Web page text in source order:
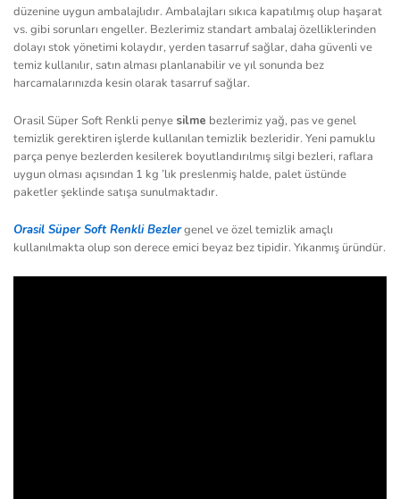
düzenine uygun ambalajlıdır. Ambalajları sıkıca kapatılmış olup haşarat
vs. gibi sorunları engeller. Bezlerimiz standart ambalaj özelliklerinden
dolayı stok yönetimi kolaydır, yerden tasarruf sağlar, daha güvenli ve
temiz kullanılır, satın alması planlanabilir ve yıl sonunda bez
harcamalarınızda kesin olarak tasarruf sağlar.
Orasil Süper Soft Renkli penye silme bezlerimiz yağ, pas ve genel
temizlik gerektiren işlerde kullanılan temizlik bezleridir. Yeni pamuklu
parça penye bezlerden kesilerek boyutlandırılmış silgi bezleri, raflara
uygun olması açısından 1 kg ’lık preslenmiş halde, palet üstünde
paketler şeklinde satışa sunulmaktadır.
Orasil Süper Soft RenkliBezlergenel ve özel temizlik amaçlı
kullanılmakta olup son derece emici beyaz bez tipidir. Yıkanmış üründür.